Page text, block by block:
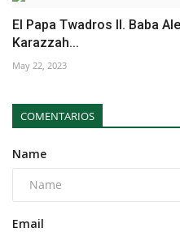
El Papa Twadros II. Baba
Karazzah...
May 22, 2023
COMENTARIOS
Name
Email